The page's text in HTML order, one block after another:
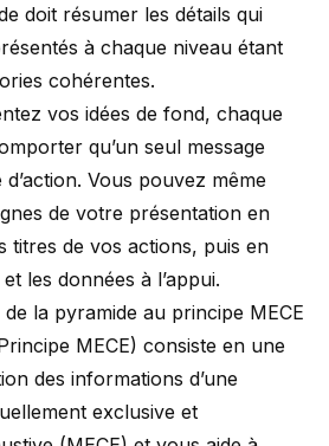
doit résumer les détails qui
à chaque niveau étant
cohérentes.
vos idées de fond, chaque
qu’un seul message
Vous pouvez même
de votre présentation en
titres de vos actions, puis en
les données à l’appui.
la pyramide au principe MECE
MECE) consiste en une
des informations d’une
exclusive et